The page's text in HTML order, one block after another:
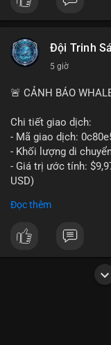
Đội Trinh
5 giờ
🚨 CẢNH BÁO
Chi tiết giao dịch:
- Mã giao dịch:
- Khối lượng di
- Giá trị ước tính:
USD)
xác nhận di chuyển
cao đây là hành vi
tổ chức kiểm soát,
thái thường thấy ở
Đọc thêm